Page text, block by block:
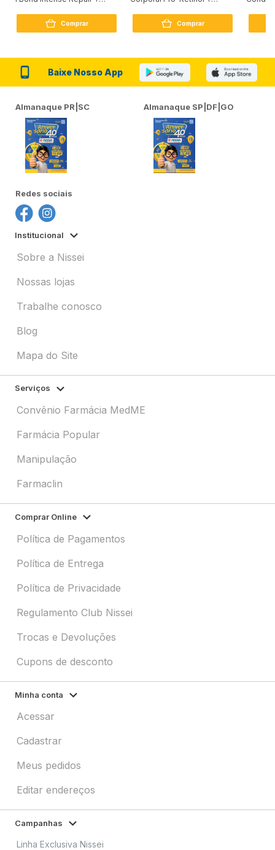
Comprar Comprar
Baixe Nosso App
Almanaque PR|SC Almanaque SP|DF|GO
Redes sociais
Institucional
Sobre a Nissei
Nossas lojas
Trabalhe conosco
Blog
Mapa do Site
Serviços
Convênio Farmácia MedME
Farmácia Popular
Manipulação
Farmaclin
Comprar Online
Política de Pagamentos
Política de Entrega
Política de Privacidade
Regulamento Club Nissei
Trocas e Devoluções
Cupons de desconto
Minha conta
Acessar
Cadastrar
Meus pedidos
Editar endereços
Campanhas
Linha Exclusiva Nissei